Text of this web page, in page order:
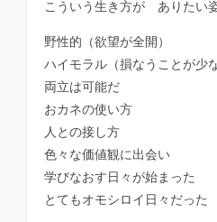
こういう生き方が ありたい
野性的（欲望が全開）
ハイモラル（損なうことが少な
両立は可能だ
おカネの使い方
人との接し方
色々な価値観に出会い
学びなおす日々が始まった
とてもオモシロイ日々だった